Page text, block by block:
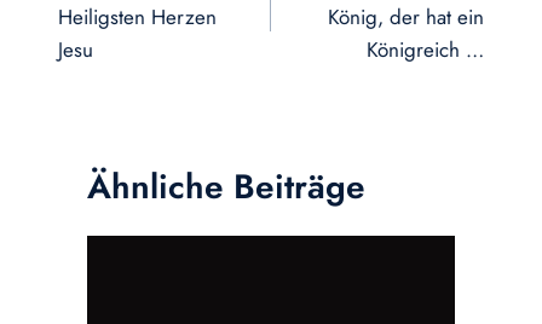
Heiligsten Herzen
Jesu
König, der hat ein
Königreich …
Ähnliche Beiträge